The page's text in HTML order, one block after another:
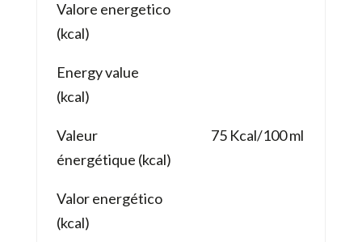
Valore energetico
(kcal)
Energy value
(kcal)
Valeur
énergétique (kcal)
Valor energético
(kcal)
75 Kcal/100 ml